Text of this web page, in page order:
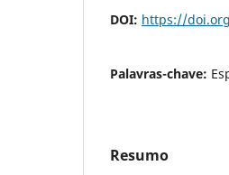
DOI: https://
Palavras-chave:
Resumo